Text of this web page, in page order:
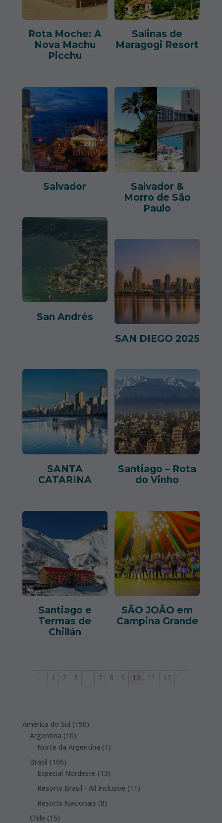
Rota Moche: A
Nova Machu
Picchu
Salinas de
Maragogi Resort
Salvador
Salvador &
Morro de São
Paulo
San Andrés
SAN DIEGO 2025
SANTA
CATARINA
Santiago – Rota
do Vinho
Santiago e
Termas de
Chillán
SÃO JOÃO em
Campina Grande
← 1 2 3 … 7 8 9 10 11 12 →
América do Sul 150150
Argentina 1010
products
Norte da Argentina 1 1
Brasil 106106
products
Especial Nordeste 1313
products
Resorts Brasil - All Inclusive 11 11
Resorts Nacionais 88
Chile 1515